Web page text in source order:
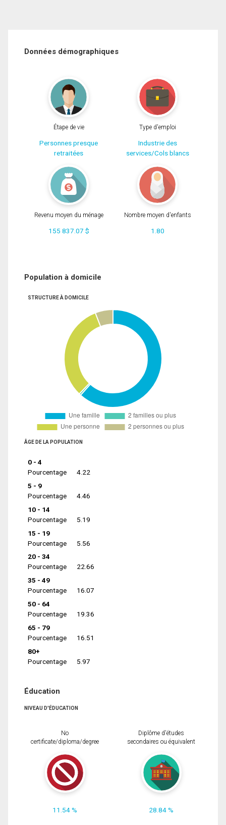
Données démographiques
Étape de vie
Personnes presque
retraitées
Type d'emploi
Industrie des
services/Cols blancs
Revenu moyen du ménage
155 837.07 $
Nombre moyen d'enfants
1.80
Population à domicile
STRUCTURE À DOMICILE
ÂGE DE LA POPULATION
0 - 4
Pourcentage
4.22
5 - 9
Pourcentage
4.46
10 - 14
Pourcentage
5.19
15 - 19
Pourcentage
5.56
20 - 34
Pourcentage
22.66
35 - 49
Pourcentage
16.07
50 - 64
Pourcentage
19.36
65 - 79
Pourcentage
16.51
80+
Pourcentage
5.97
Éducation
NIVEAU D'ÉDUCATION
No
certificate/diploma/degree
11.54 %
Diplôme d'études
secondaires ou équivalent
28.84 %